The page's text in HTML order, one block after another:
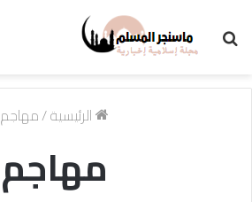
الرئيسية/مهاجم
مهاجم